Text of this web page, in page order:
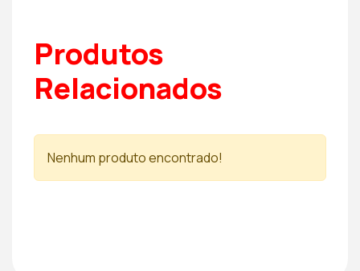
Produtos
Relacionados
Nenhum produto encontrado!